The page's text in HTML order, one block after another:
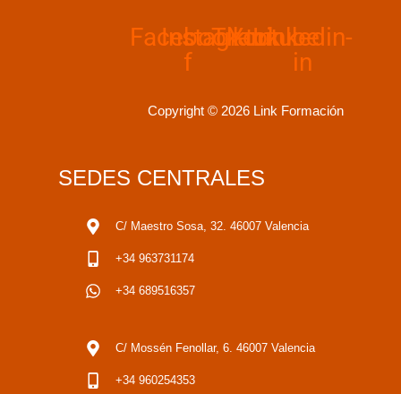
Facebook-
f
Instagram
Tiktok
Youtube
Linkedin-
in
Copyright © 2026 Link Formación
SEDES CENTRALES
C/ Maestro Sosa, 32. 46007 Valencia
+34 963731174
+34 689516357
C/ Mossén Fenollar, 6. 46007 Valencia
+34 960254353